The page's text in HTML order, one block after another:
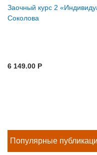
Заочный курс 2
Соколова
6 149.00 P
Популярные